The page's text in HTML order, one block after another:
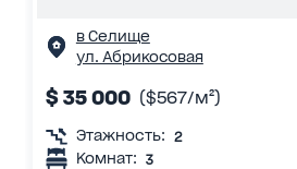
в Селище
ул. Абрикосовая
$ 35 000 ($567/м²)
Этажность: 2
Комнат: 3